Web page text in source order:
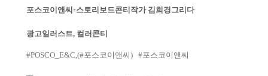
포스코이앤씨-스토리보드콘티작가 김희경그리다
광고일러스트, 컬러콘티
#POSCO_E&C,(#포스코이앤씨) #포스코이앤씨